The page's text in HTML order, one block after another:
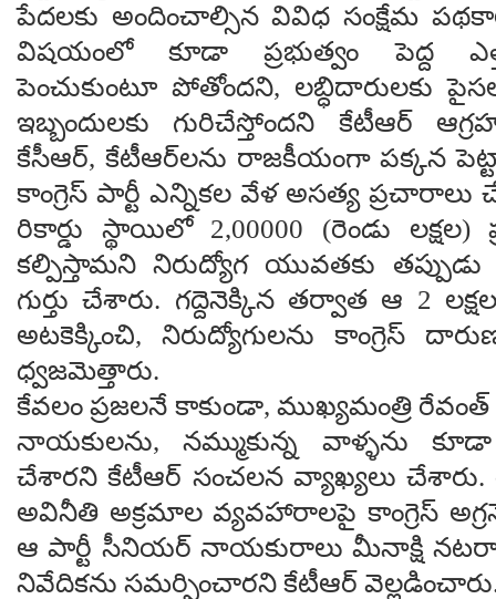
పేదలకు అందించాల్సిన వివిధ సంక్షేమ
విషయంలో కూడా ప్రభుత్వం పెద్ద
పెంచుకుంటూ పోతోందని, లబ్ధిదారులకు
ఇబ్బందులకు గురిచేస్తోందని కేటీఆర్
కేసీఆర్, కేటీఆర్‌లను రాజకీయంగా పక్కన
కాంగ్రెస్ పార్టీ ఎన్నికల వేళ అసత్య
రికార్డు స్థాయిలో 2,00000 (రెండు లక్షల)
కల్పిస్తామని నిరుద్యోగ యువతకు
గుర్తు చేశారు. గద్దెనెక్కిన తర్వాత ఆ 2
అటకెక్కించి, నిరుద్యోగులను కాంగ్రెస్
ధ్వజమెత్తారు.
కేవలం ప్రజలనే కాకుండా, ముఖ్యమంత్రి
నాయకులను, నమ్ముకున్న వాళ్ళను
చేశారని కేటీఆర్ సంచలన వ్యాఖ్యలు చేశారు.
అవినీతి అక్రమాల వ్యవహారాలపై కాంగ్రెస్
ఆ పార్టీ సీనియర్ నాయకురాలు మీనాక్షి
నివేదికను సమర్పించారని కేటీఆర్